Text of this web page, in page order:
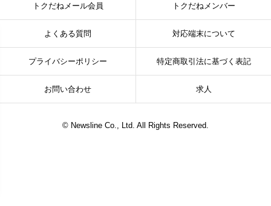
トクだねメール会員 トクだねメンバー
よくある質問 対応端末について
プライバシーポリシー 特定商取引法に基づく表記
お問い合わせ 求人
© Newsline Co., Ltd. All Rights Reserved.